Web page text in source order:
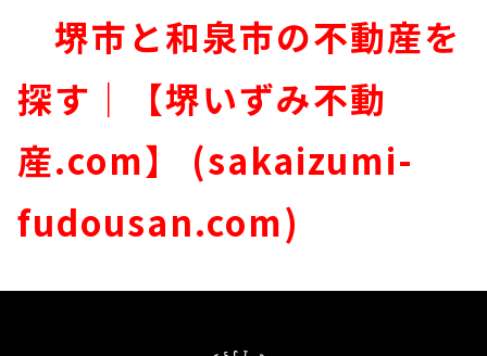
堺市と和泉市の不動産を
探す｜【堺いずみ不動
産.com】 (sakaizumi-
fudousan.com)